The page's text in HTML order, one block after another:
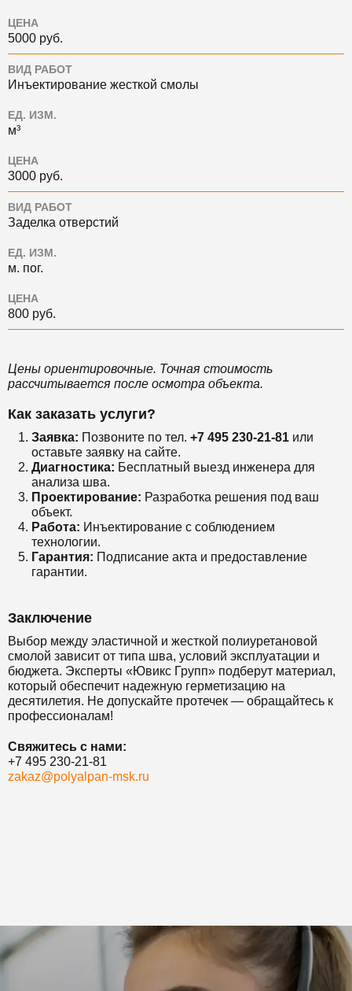
ЦЕНА
5000 руб.
ВИД РАБОТ
Инъектирование жесткой смолы
ЕД. ИЗМ.
м³
ЦЕНА
3000 руб.
ВИД РАБОТ
Заделка отверстий
ЕД. ИЗМ.
м. пог.
ЦЕНА
800 руб.
Цены ориентировочные. Точная стоимость
рассчитывается после осмотра объекта.
Как заказать услуги?
Заявка: Позвоните по тел. +7 495 230-21-81 или
оставьте заявку на сайте.
Диагностика: Бесплатный выезд инженера для
анализа шва.
Проектирование: Разработка решения под ваш
объект.
Работа: Инъектирование с соблюдением
технологии.
Гарантия: Подписание акта и предоставление
гарантии.
Заключение
Выбор между эластичной и жесткой полиуретановой
смолой зависит от типа шва, условий эксплуатации и
бюджета. Эксперты «Ювикс Групп» подберут материал,
который обеспечит надежную герметизацию на
десятилетия. Не допускайте протечек — обращайтесь к
профессионалам!
Свяжитесь с нами:
+7 495 230-21-81
zakaz@polyalpan-msk.ru